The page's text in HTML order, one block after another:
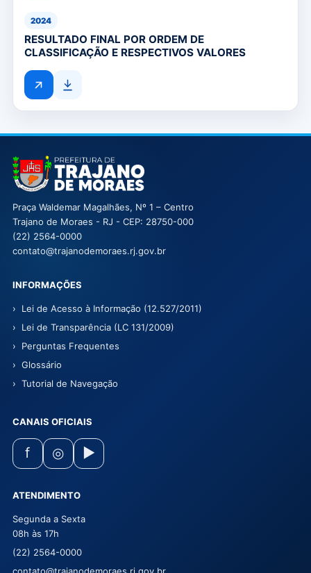
2024
RESULTADO FINAL POR ORDEM DE
CLASSIFICAÇÃO E RESPECTIVOS VALORES
Prefeitura Municipal de Trajano de Moraes
Praça Waldemar Magalhães, Nº 1 – Centro
Trajano de Moraes - RJ - CEP: 28750-000
(22) 2564-0000
contato@trajanodemoraes.rj.gov.br
INFORMAÇÕES
Lei de Acesso à Informação (12.527/2011)
Lei de Transparência (LC 131/2009)
Perguntas Frequentes
Glossário
Tutorial de Navegação
CANAIS OFICIAIS
f ◎ ▶
ATENDIMENTO
Segunda a Sexta
08h às 17h
(22) 2564-0000
contato@trajanodemoraes.rj.gov.br